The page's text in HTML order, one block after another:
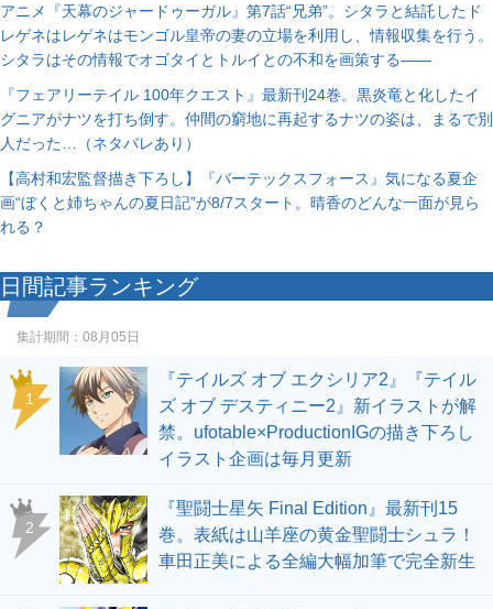
アニメ『天幕のジャードゥーガル』第7話“兄弟”。シタラと結託したド
レゲネはレゲネはモンゴル皇帝の妻の立場を利用し、情報収集を行う。
シタラはその情報でオゴタイとトルイとの不和を画策する――
『フェアリーテイル 100年クエスト』最新刊24巻。黒炎竜と化したイ
グニアがナツを打ち倒す。仲間の窮地に再起するナツの姿は、まるで別
人だった…（ネタバレあり）
【高村和宏監督描き下ろし】『バーテックスフォース』気になる夏企
画“ぼくと姉ちゃんの夏日記”が8/7スタート。晴香のどんな一面が見ら
れる？
日間記事ランキング
集計期間： 08月05日
1
『テイルズ オブ エクシリア2』『テイル
ズ オブ デスティニー2』新イラストが解
禁。ufotable×ProductionIGの描き下ろし
イラスト企画は毎月更新
2
『聖闘士星矢 Final Edition』最新刊15
巻。表紙は山羊座の黄金聖闘士シュラ！
車田正美による全編大幅加筆で完全新生